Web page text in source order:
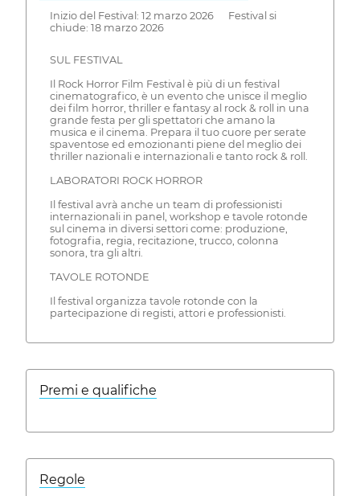
Inizio del Festival: 12 marzo 2026 Festival si
chiude: 18 marzo 2026
SUL FESTIVAL
Il Rock Horror Film Festival è più di un festival
cinematografico, è un evento che unisce il meglio
dei film horror, thriller e fantasy al rock & roll in una
grande festa per gli spettatori che amano la
musica e il cinema. Prepara il tuo cuore per serate
spaventose ed emozionanti piene del meglio dei
thriller nazionali e internazionali e tanto rock & roll.
LABORATORI ROCK HORROR
Il festival avrà anche un team di professionisti
internazionali in panel, workshop e tavole rotonde
sul cinema in diversi settori come: produzione,
fotografia, regia, recitazione, trucco, colonna
sonora, tra gli altri.
TAVOLE ROTONDE
Il festival organizza tavole rotonde con la
partecipazione di registi, attori e professionisti.
Premi e qualifiche
Regole